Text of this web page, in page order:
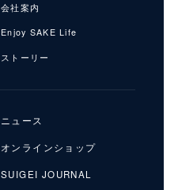
会社案内
Enjoy SAKE Life
ストーリー
ニュース
オンラインショップ
SUIGEI JOURNAL